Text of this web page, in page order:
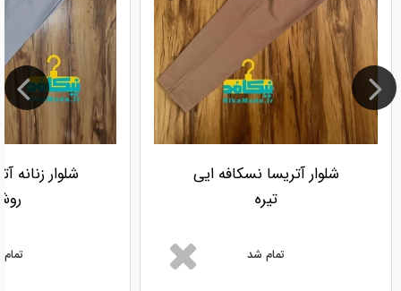
شلوار آتریسا نسکافه ایی
تیره
تمام شد
شلوار زنانه